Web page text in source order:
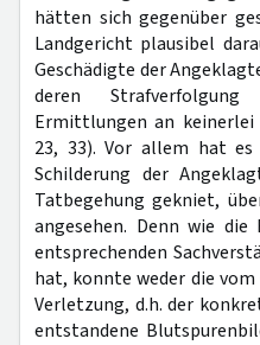
hätten sich gegenüber
Landgericht plausibel
Geschädigte der
deren
Ermittlungen an keinerlei
23, 33). Vor allem hat
Schilderung der
Tatbegehung gekniet,
angesehen. Denn wie die
entsprechenden
hat, konnte weder die
Verletzung, d.h. der
entstandene